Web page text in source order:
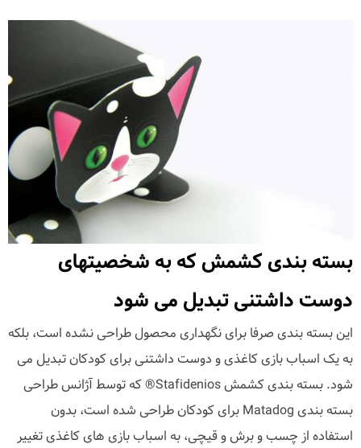
بسته بندی کشمش که به شخصیتهای
دوست داشتنی تبدیل می شود
این بسته بندی صرفا برای نگهداری محصول طراحی نشده است، بلکه
به یک اسباب بازی کاغذی و دوست داشتنی برای کودکان تبدیل می
شود. بسته بندی کشمش Stafidenios® که توسط آژانس طراحی
بسته بندی Matadog برای کودکان طراحی شده است، بدون
استفاده از چسب و برش و قیچی، به اسباب بازی های کاغذی تغییر